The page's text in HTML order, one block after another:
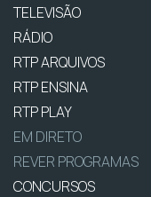
TELEVISÃO
RÁDIO
RTP ARQUIVOS
RTP ENSINA
RTP PLAY
EM DIRETO
REVER PROGRAMAS
CONCURSOS